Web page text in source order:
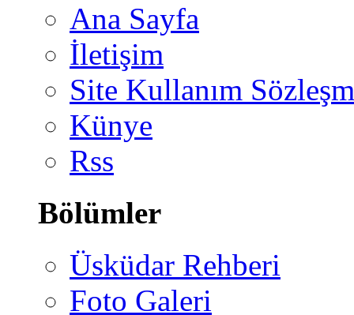
Ana Sayfa
İletişim
Site Kullanım
Künye
Rss
Bölümler
Üsküdar Rehberi
Foto Galeri